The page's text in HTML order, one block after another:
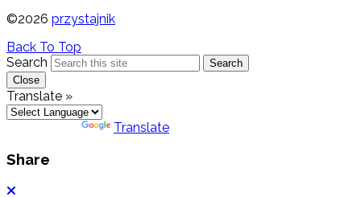
©2026 przystajnik
Back To Top
Search
Search
Close
Translate »
Translate
Share